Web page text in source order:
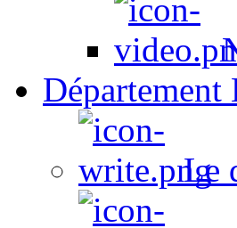
Département
Le